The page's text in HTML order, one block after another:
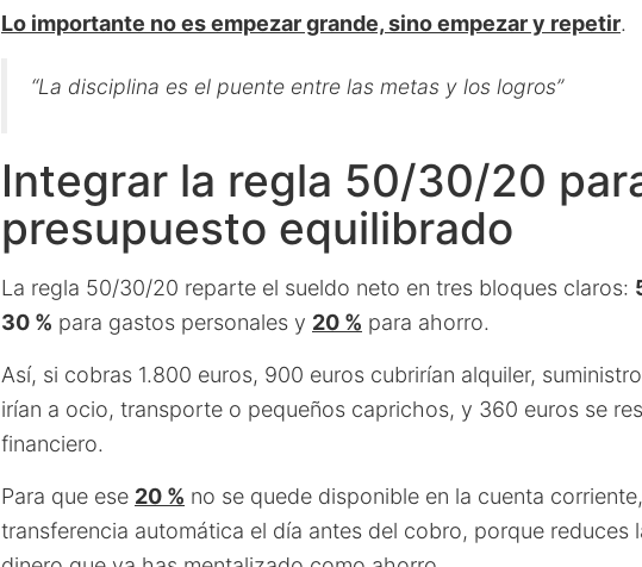
Lo importante no es empezar grande, sino empezar y repetir.
“La disciplina es el puente entre las metas y los logros”
Integrar la regla 50/30/20
presupuesto equilibrado
La regla 50/30/20 reparte el sueldo neto en tres bloques claros:
30 % para gastos personales y 20 % para ahorro.
Así, si cobras 1.800 euros, 900 euros cubrirían alquiler,
irían a ocio, transporte o pequeños caprichos, y 360 euros se
financiero.
Para que ese 20 % no se quede disponible en la cuenta
transferencia automática el día antes del cobro, porque reduces